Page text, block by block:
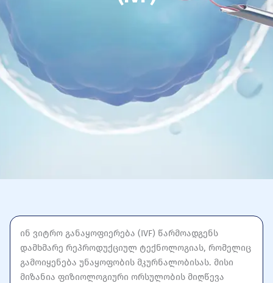
ინ ვიტრო განაყოფიერება (IVF) წარმოადგენს
დამხმარე რეპროდუქციულ ტექნოლოგიას, რომელიც
გამოიყენება უნაყოფობის მკურნალობისას. მისი
მიზანია ფიზიოლოგიური ორსულობის მიღწევა